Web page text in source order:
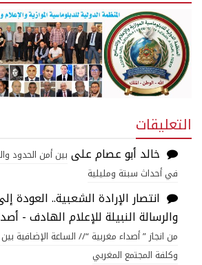
التعليقات
خالد أبو عصامعلى بين أمن الحدود
في أحداث سبتة ومليلية
انتصار الإرادة الشعبية.. العودة
والرسالة النبيلة للإعلام الهادف -
من انجاز ” أصداء مغربية “// الساعة الإضافية
وكلفة المجتمع المغربي